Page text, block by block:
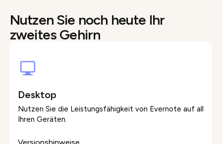
Nutzen Sie noch heute Ihr
zweites Gehirn
Desktop
Nutzen Sie die Leistungsfähigkeit von Evernote auf all
Ihren Geräten.